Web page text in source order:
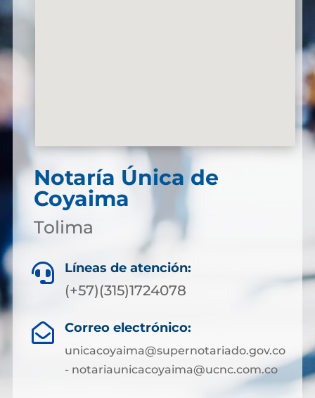
Notaría Única de
Coyaima
Tolima
 Líneas de atención:
(+57)(315)1724078
 Correo electrónico:
unicacoyaima@supernotariado.gov.co
- notariaunicacoyaima@ucnc.com.co